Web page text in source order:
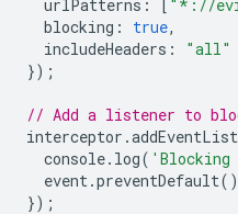
urlPatterns : [ "*://
blocking : true,
includeHeaders :
"all"
});
// Add a listener to
interceptor .
console. log(
event.preventDefault
});